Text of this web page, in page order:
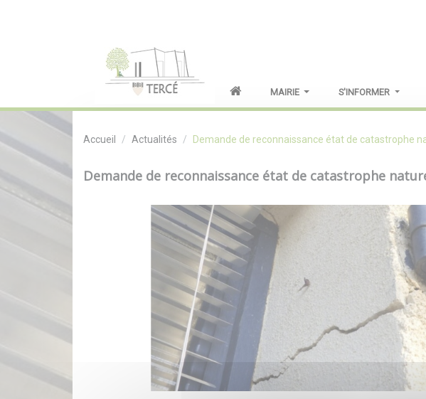
MAIRIE S'INFORMER
Accueil Actualités Demande de reconnaissance état de catastrophe
Demande de reconnaissance état de catastrophe